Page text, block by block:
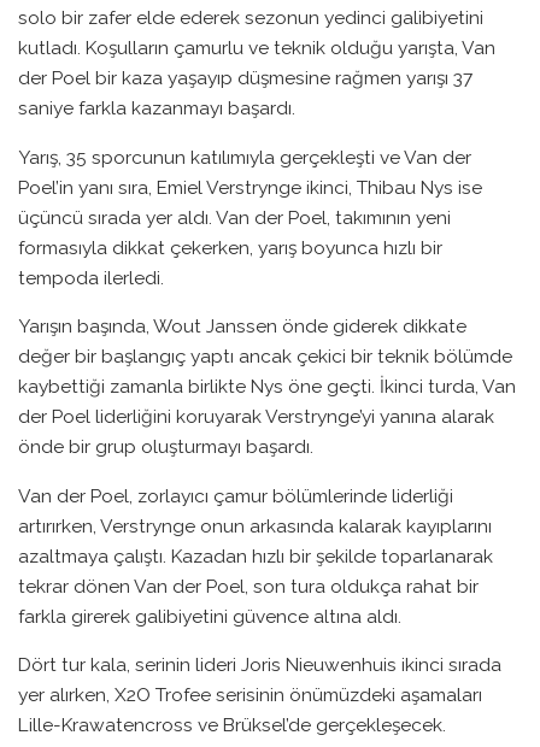
solo bir zafer elde ederek sezonun yedinci galibiyetini
kutladı. Koşulların çamurlu ve teknik olduğu yarışta, Van
der Poel bir kaza yaşayıp düşmesine rağmen yarışı 37
saniye farkla kazanmayı başardı.
Yarış, 35 sporcunun katılımıyla gerçekleşti ve Van der
Poel’in yanı sıra, Emiel Verstrynge ikinci, Thibau Nys ise
üçüncü sırada yer aldı. Van der Poel, takımının yeni
formasıyla dikkat çekerken, yarış boyunca hızlı bir
tempoda ilerledi.
Yarışın başında, Wout Janssen önde giderek dikkate
değer bir başlangıç yaptı ancak çekici bir teknik bölümde
kaybettiği zamanla birlikte Nys öne geçti. İkinci turda, Van
der Poel liderliğini koruyarak Verstrynge’yi yanına alarak
önde bir grup oluşturmayı başardı.
Van der Poel, zorlayıcı çamur bölümlerinde liderliği
artırırken, Verstrynge onun arkasında kalarak kayıplarını
azaltmaya çalıştı. Kazadan hızlı bir şekilde toparlanarak
tekrar dönen Van der Poel, son tura oldukça rahat bir
farkla girerek galibiyetini güvence altına aldı.
Dört tur kala, serinin lideri Joris Nieuwenhuis ikinci sırada
yer alırken, X2O Trofee serisinin önümüzdeki aşamaları
Lille-Krawatencross ve Brüksel’de gerçekleşecek.